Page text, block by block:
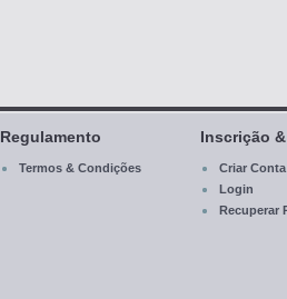
Regulamento
Termos & Condições
Inscrição
Criar Conta
Login
Recuperar